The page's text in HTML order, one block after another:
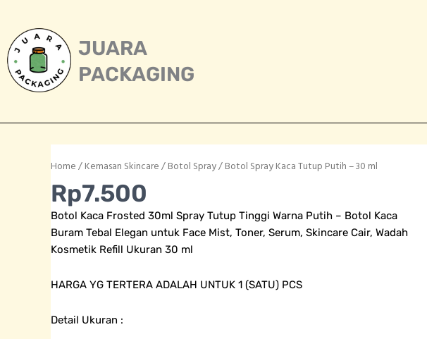
content
JUARA
PACKAGING
Home/Kemasan Skincare/Botol Spray/ Botol Spray Kaca Tutup Putih – 30 ml
Rp7.500
Botol Kaca Frosted 30ml Spray Tutup Tinggi Warna Putih – Botol Kaca
Buram Tebal Elegan untuk Face Mist, Toner, Serum, Skincare Cair, Wadah
Kosmetik Refill Ukuran 30 ml
HARGA YG TERTERA ADALAH UNTUK 1 (SATU) PCS
Detail Ukuran :